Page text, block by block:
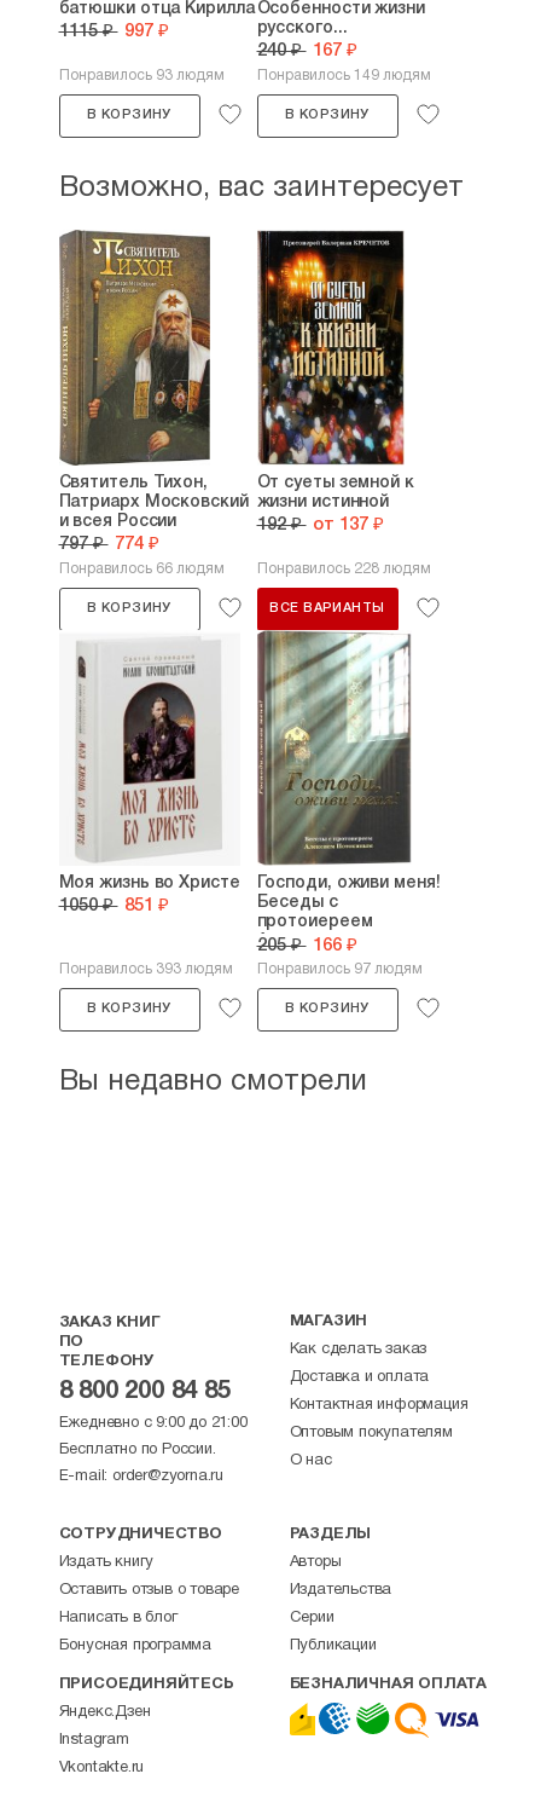
батюшки отца Кирилла
1115 ₽ 997 ₽
Понравилось 93 людям
В КОРЗИНУ
Особенности жизни
русского...
240 ₽ 167 ₽
Понравилось 149 людям
В КОРЗИНУ
Возможно, вас заинтересует
Святитель Тихон,
Патриарх Московский
и всея России
797 ₽ 774 ₽
Понравилось 66 людям
В КОРЗИНУ
От суеты земной к
жизни истинной
192 ₽ от 137 ₽
Понравилось 228 людям
ВСЕ ВАРИАНТЫ
Моя жизнь во Христе
1050 ₽ 851 ₽
Понравилось 393 людям
В КОРЗИНУ
Господи, оживи меня!
Беседы с
протоиереем
Алексием...
205 ₽ 166 ₽
Понравилось 97 людям
В КОРЗИНУ
Вы недавно смотрели
ЗАКАЗ КНИГ
ПО
ТЕЛЕФОНУ
8 800 200 84 85
Ежедневно с 9:00 до 21:00
Бесплатно по России.
E-mail: order@zyorna.ru
МАГАЗИН
Как сделать заказ
Доставка и оплата
Контактная информация
Оптовым покупателям
О нас
СОТРУДНИЧЕСТВО
Издать книгу
Оставить отзыв о товаре
Написать в блог
Бонусная программа
РАЗДЕЛЫ
Авторы
Издательства
Серии
Публикации
ПРИСОЕДИНЯЙТЕСЬ
Яндекс.Дзен
Instagram
Vkontakte.ru
БЕЗНАЛИЧНАЯ ОПЛАТА